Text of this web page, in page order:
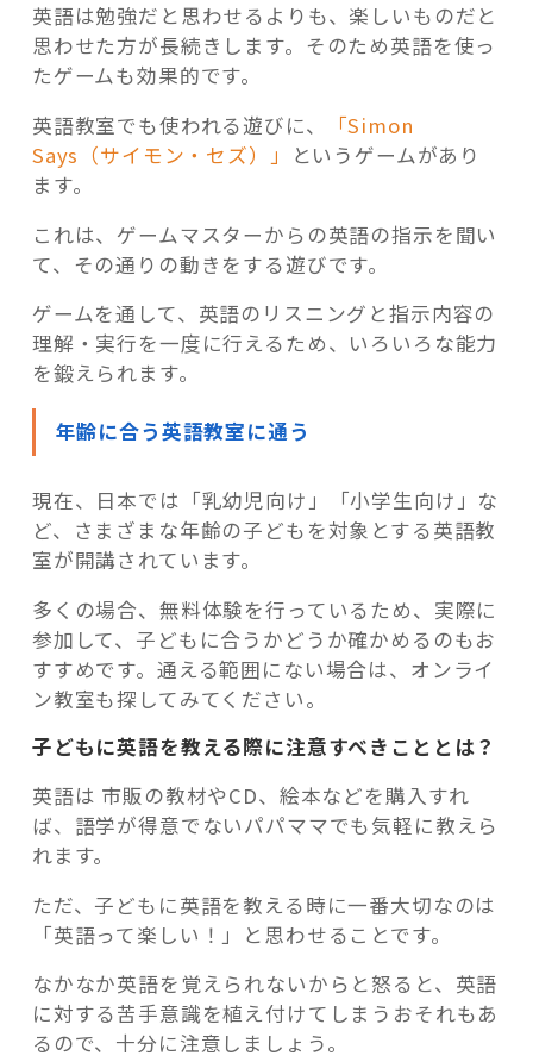
英語は勉強だと思わせるよりも、楽しいものだと
思わせた方が長続きします。そのため英語を使っ
たゲームも効果的です。
英語教室でも使われる遊びに、
「Simon
Says（サイモン・セズ）」
というゲームがあり
ます。
これは、ゲームマスターからの英語の指示を聞い
て、その通りの動きをする遊びです。
ゲームを通して、英語のリスニングと指示内容の
理解・実行を一度に行えるため、いろいろな能力
を鍛えられます。
年齢に合う英語教室に通う
現在、日本では「乳幼児向け」「小学生向け」な
ど、さまざまな年齢の子どもを対象とする英語教
室が開講されています。
多くの場合、無料体験を行っているため、実際に
参加して、子どもに合うかどうか確かめるのもお
すすめです。通える範囲にない場合は、オンライ
ン教室も探してみてください。
子どもに英語を教える際に注意すべきこととは？
英語は 市販の教材やCD、絵本などを購入すれ
ば、語学が得意でないパパママでも気軽に教えら
れます。
ただ、子どもに英語を教える時に一番大切なのは
「英語って楽しい！」と思わせることです。
なかなか英語を覚えられないからと怒ると、英語
に対する苦手意識を植え付けてしまうおそれもあ
るので、十分に注意しましょう。